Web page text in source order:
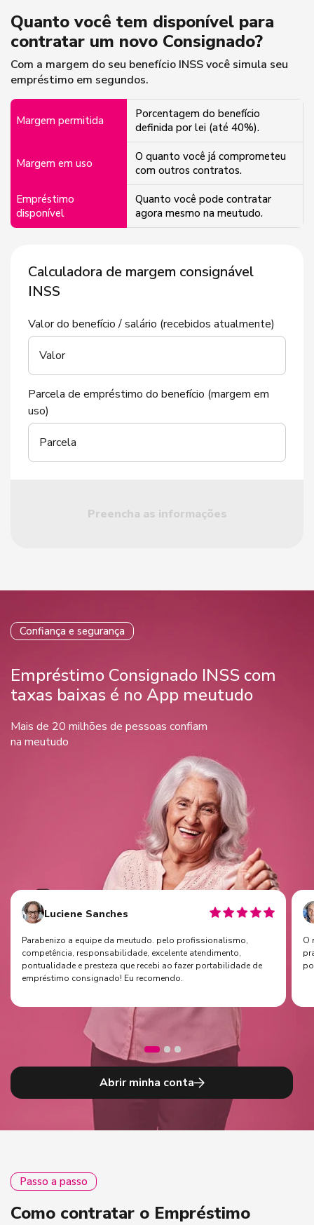
Quanto você tem disponível para
contratar um novo Consignado?
Com a margem do seu benefício INSS você simula seu
empréstimo em segundos.
Margem permitida
Porcentagem do benefício
definida por lei (até 40%).
Margem em uso
O quanto você já comprometeu
com outros contratos.
Empréstimo
disponível
Quanto você pode contratar
agora mesmo na meutudo.
Calculadora de margem consignável
INSS
Valor do benefício / salário (recebidos atualmente)
Valor
Parcela de empréstimo do benefício (margem em
uso)
Parcela
Preencha as informações
Confiança e segurança
Empréstimo Consignado INSS com
taxas baixas é no App meutudo
Mais de 20 milhões de pessoas confiam
na meutudo
Luciene Sanches
Parabenizo a equipe da meutudo. pelo profissionalismo,
competência, responsabilidade, excelente atendimento,
pontualidade e presteza que recebi ao fazer portabilidade de
empréstimo consignado! Eu recomendo.
O
Abrir minha conta
Passo a passo
Como contratar o Empréstimo